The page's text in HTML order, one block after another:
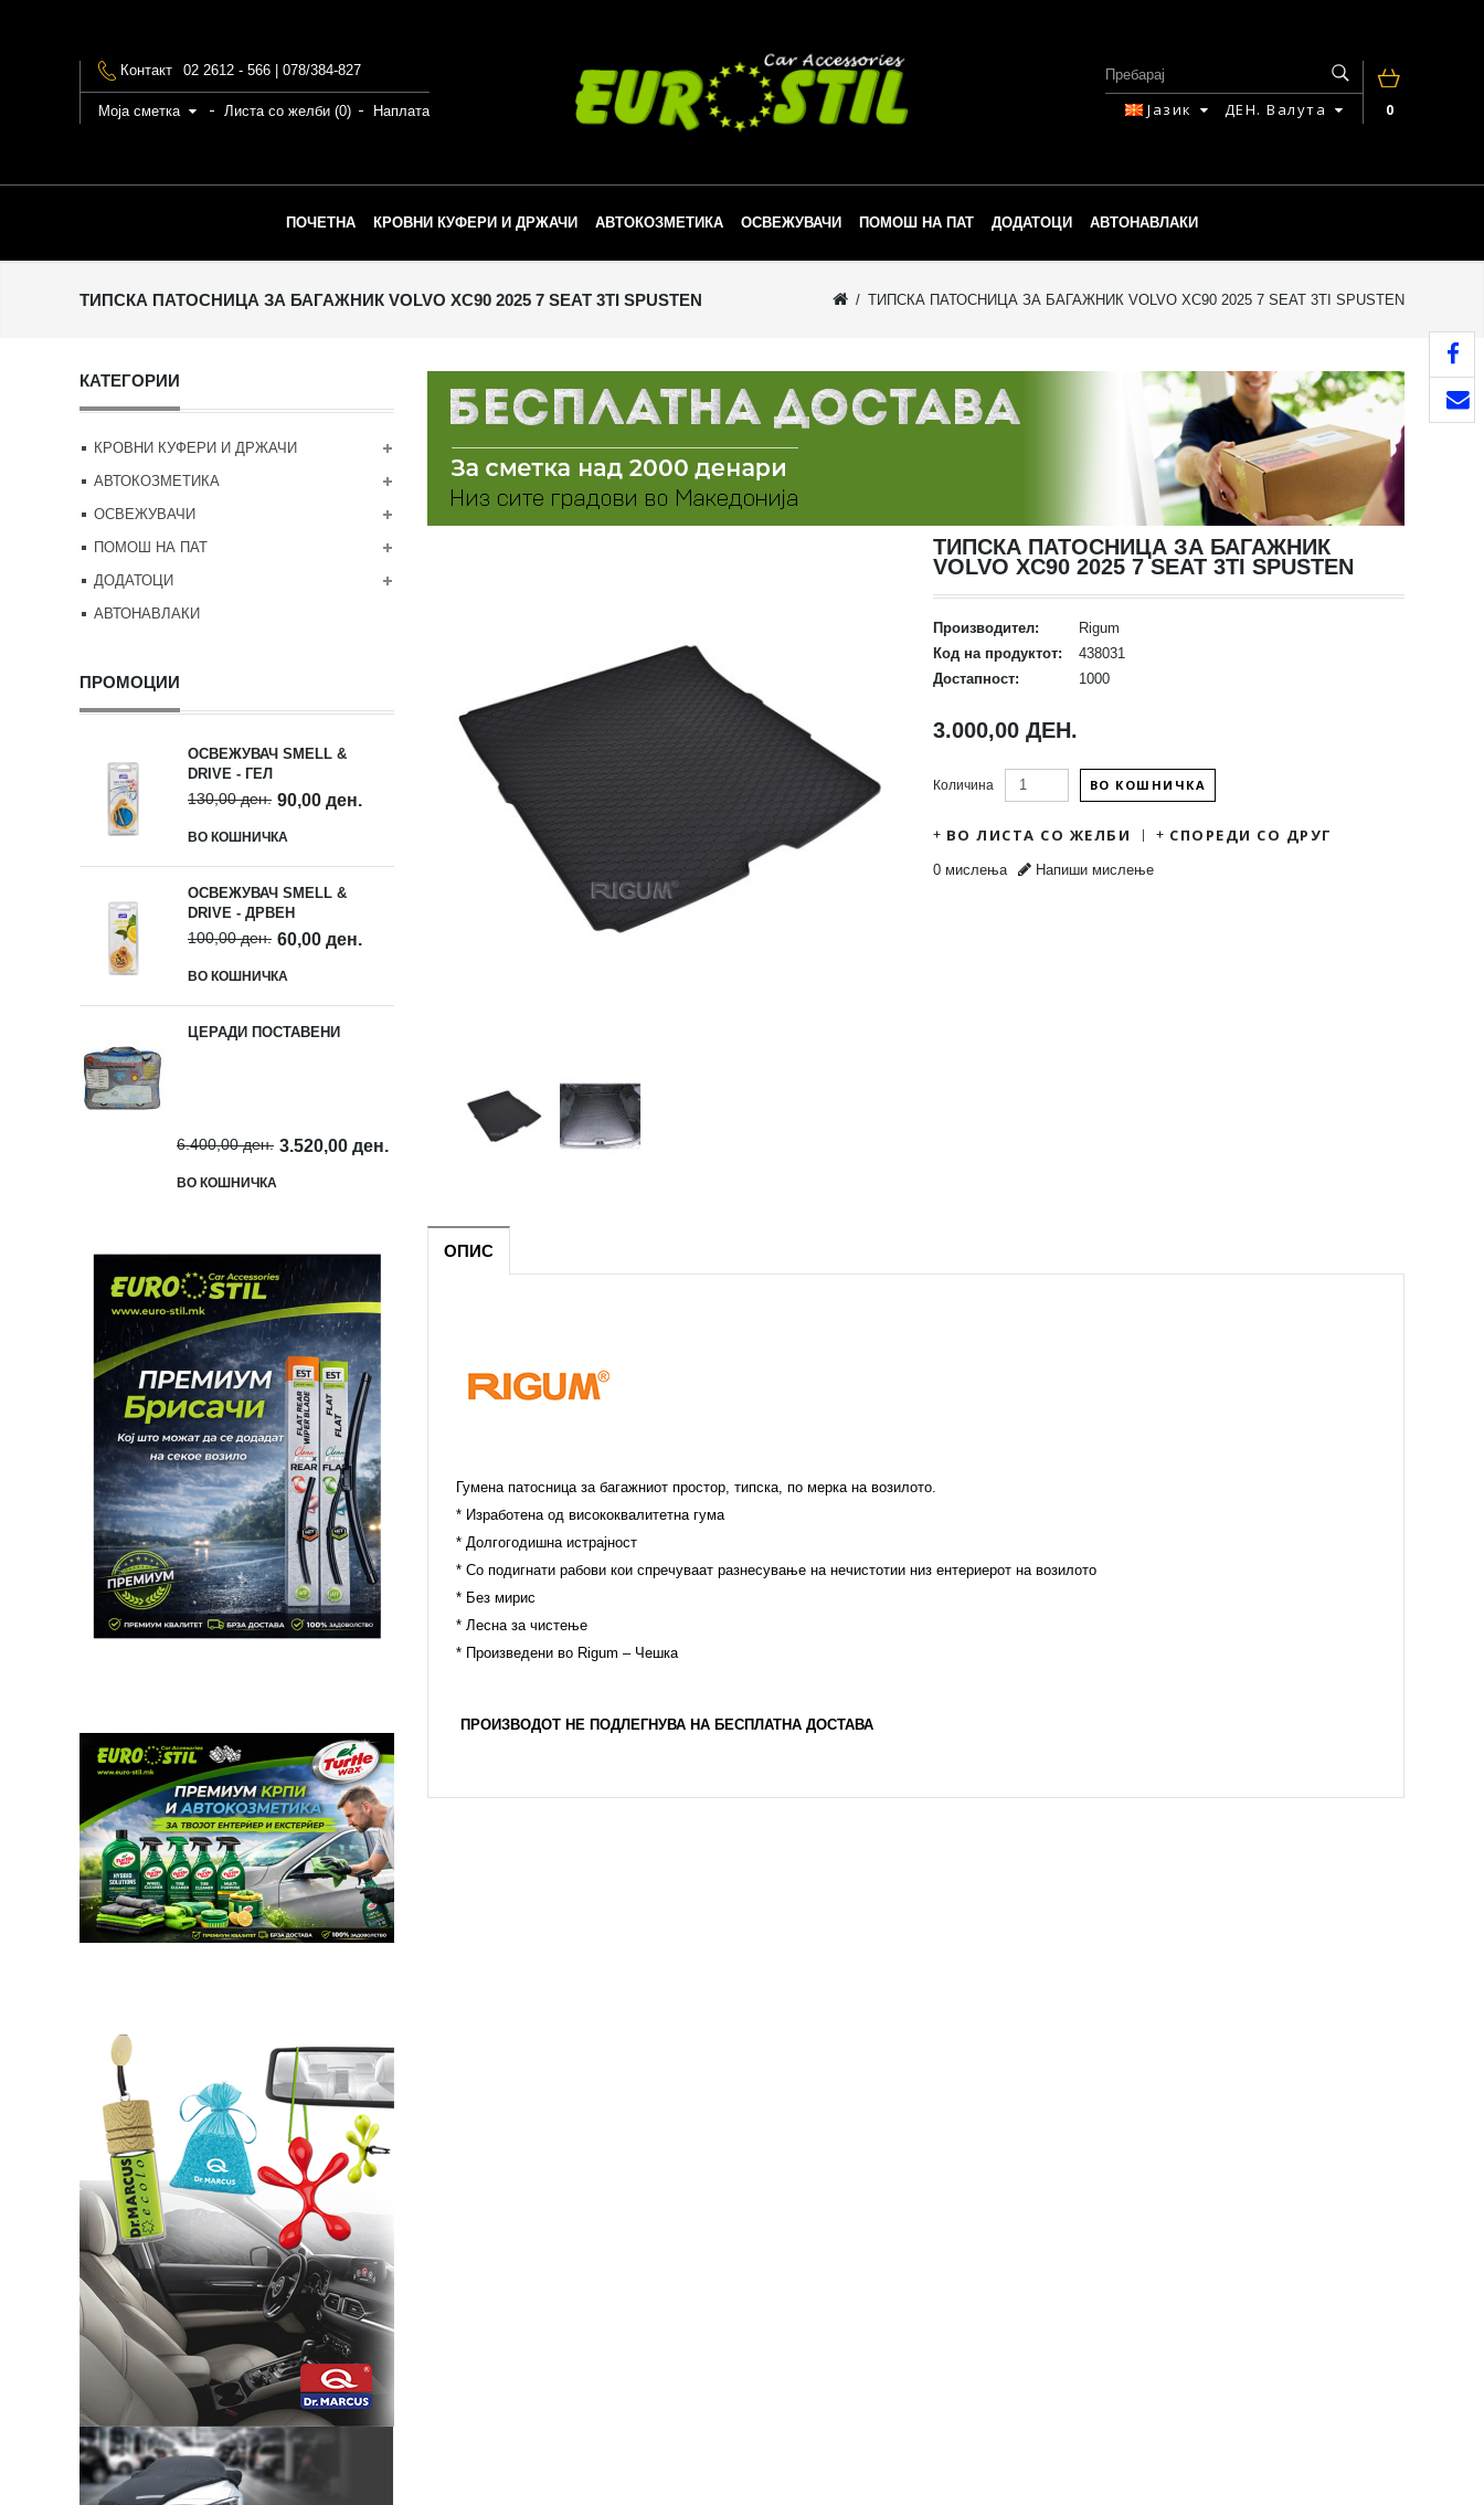
Контакт 02 2612 - 566 | 078/384-827
Моја сметка Листа со желби (0) Наплата 0
Јазик ДЕН. Валута
ПОЧЕТНА КРОВНИ КУФЕРИ И ДРЖАЧИ АВТОКОЗМЕТИКА ОСВЕЖУВАЧИ ПОМОШ НА ПАТ ДОДАТОЦИ АВТОНАВЛАКИ
ТИПСКА ПАТОСНИЦА ЗА БАГАЖНИК VOLVO XC90 2025 7 SEAT 3TI SPUSTEN ТИПСКА ПАТОСНИЦА ЗА БАГАЖНИК VOLVO XC90 2025 7 SEAT 3TI SPUSTEN
КАТЕГОРИИ
КРОВНИ КУФЕРИ И ДРЖАЧИ
АВТОКОЗМЕТИКА
ОСВЕЖУВАЧИ
ПОМОШ НА ПАТ
ДОДАТОЦИ
АВТОНАВЛАКИ
ПРОМОЦИИ
ОСВЕЖУВАЧ SMELL &
DRIVE - ГЕЛ
130,00 ден. 90,00 ден.
ВО КОШНИЧКА
ОСВЕЖУВАЧ SMELL &
DRIVE - ДРВЕН
100,00 ден. 60,00 ден.
ВО КОШНИЧКА
ЦЕРАДИ ПОСТАВЕНИ
6.400,00 ден. 3.520,00 ден.
ВО КОШНИЧКА
ТИПСКА ПАТОСНИЦА ЗА БАГАЖНИК
VOLVO XC90 2025 7 SEAT 3TI SPUSTEN
Производител:
Rigum
Код на продуктот:
438031
Достапност:
1000
3.000,00 ДЕН.
Количина ВО КОШНИЧКА
ВО ЛИСТА СО ЖЕЛБИ СПОРЕДИ СО ДРУГ
0 мислења Напиши мислење
ОПИС
Гумена патосница за багажниот простор, типска, по мерка на возилото.
* Изработена од висококвалитетна гума
* Долгогодишна истрајност
* Со подигнати рабови кои спречуваат разнесување на нечистотии низ ентериерот на возилото
* Без мирис
* Лесна за чистење
* Произведени во Rigum – Чешка
ПРОИЗВОДОТ НЕ ПОДЛЕГНУВА НА БЕСПЛАТНА ДОСТАВА